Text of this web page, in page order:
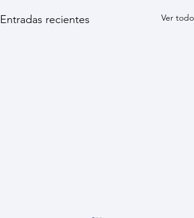
Entradas recientes Ver todo